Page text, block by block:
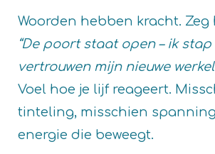
Woorden hebben kracht. Zeg
“De poort staat open – ik stap
vertrouwen mijn nieuwe
Voel hoe je lijf reageert.
tinteling, misschien
energie die beweegt.